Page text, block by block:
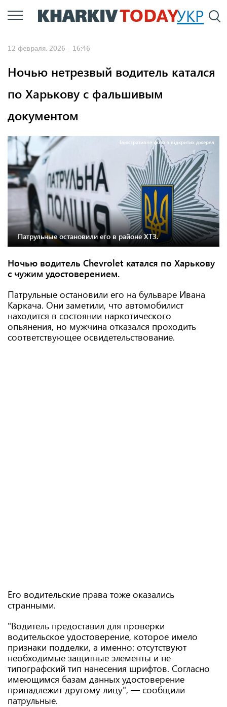
Перейти
к
УКР
12 февраля, 2026 - 16:46
Ночью нетрезвый водитель катался
по Харькову с фальшивым
документом
Ілюстративне фото з відкритих джерел
Патрульные остановили его в районе ХТЗ.
Ночью водитель Chevrolet катался по Харькову
с чужим удостоверением.
Патрульные остановили его на бульваре Ивана
Каркача. Они заметили, что автомобилист
находится в состоянии наркотического
опьянения, но мужчина отказался проходить
соответствующее освидетельствование.
Его водительские права тоже оказались
странными.
"Водитель предоставил для проверки
водительское удостоверение, которое имело
признаки подделки, а именно: отсутствуют
необходимые защитные элементы и не
типографский тип нанесения шрифтов. Согласно
имеющимся базам данных удостоверение
принадлежит другому лицу", — сообщили
патрульные.